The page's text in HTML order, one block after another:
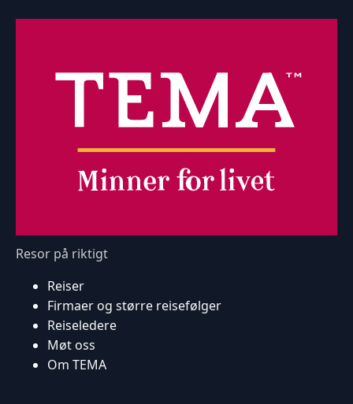
Resor på riktigt
Reiser
Firmaer og større reisefølger
Reiseledere
Møt oss
Om TEMA